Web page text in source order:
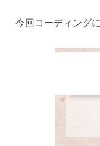
今回コーディング